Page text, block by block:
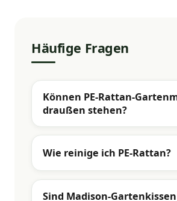
Häufige Fragen
Können PE-Rattan-
draußen stehen?
Wie reinige ich PE-Rattan?
Sind Madison-